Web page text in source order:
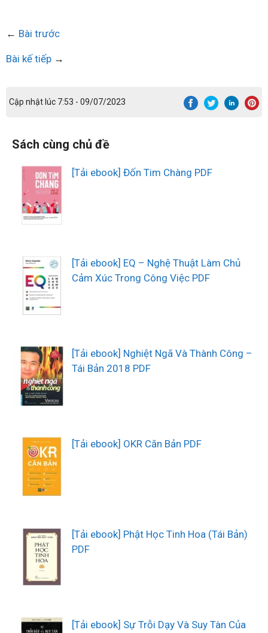
← Bài trước
Bài kế tiếp →
Cập nhật lúc 7:53 - 09/07/2023
Sách cùng chủ đề
[Tải ebook] Đốn Tim Chàng PDF
[Tải ebook] EQ – Nghệ Thuật Làm Chủ
Cảm Xúc Trong Công Việc PDF
[Tải ebook] Nghiệt Ngã Và Thành Công –
Tái Bản 2018 PDF
[Tải ebook] OKR Căn Bản PDF
[Tải ebook] Phật Học Tinh Hoa (Tái Bản)
PDF
[Tải ebook] Sự Trỗi Dạy Và Suy Tàn Của